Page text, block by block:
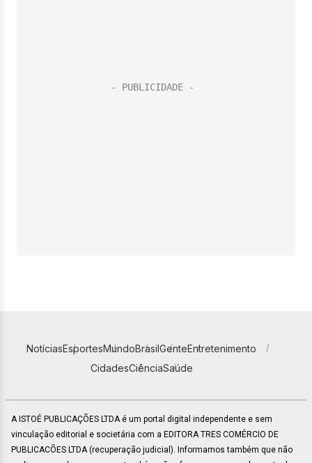
NotíciasEsportesMundoBrasilGenteEntretenimento
CidadesCiênciaSaúde
A ISTOÉ PUBLICAÇÕES LTDA é um portal digital independente e sem
vinculação editorial e societária com a EDITORA TRES COMÉRCIO DE
PUBLICACÕES LTDA (recuperação judicial). Informamos também que não